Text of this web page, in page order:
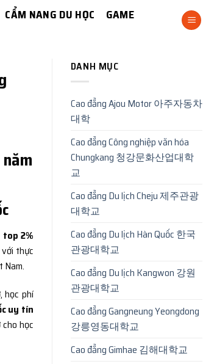
CẨM NANG DU HỌC
GAME
top 2%
thực
Nam.
học phí
uy tín
học
DANH MỤC
Cao đẳng Ajou Motor 아주자동차
대학
Cao đẳng Công nghiệp văn hóa
Chungkang 청강문화산업대학
교
Cao đẳng Du lịch Cheju 제주관광
대학교
Cao đẳng Du lịch Hàn Quốc 한국
관광대학교
Cao đẳng Du lịch Kangwon 강원
관광대학교
Cao đẳng Gangneung Yeongdong
강릉영동대학교
Cao đẳng Gimhae 김해대학교